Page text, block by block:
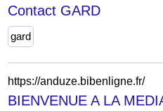
Contact GARD
gard
https://anduze.bibenligne.fr/
BIENVENUE A LA